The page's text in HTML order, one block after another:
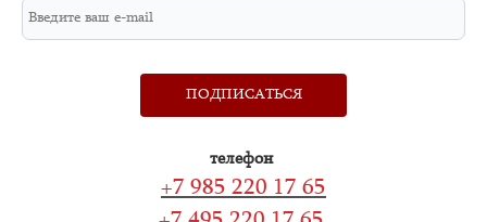
ПОДПИСАТЬСЯ
телефон
+7 985 220 17 65